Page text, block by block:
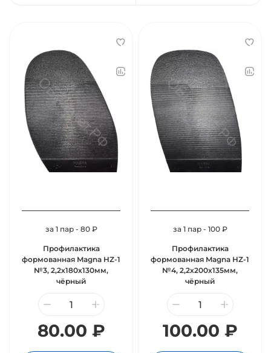
за 1 пар - 80 ₽
Профилактика
формованная Magna HZ-1
№3, 2,2х180х130мм,
чёрный
80.00 ₽
за 1 пар - 100 ₽
Профилактика
формованная Magna HZ-1
№4, 2,2х200х135мм,
чёрный
100.00 ₽